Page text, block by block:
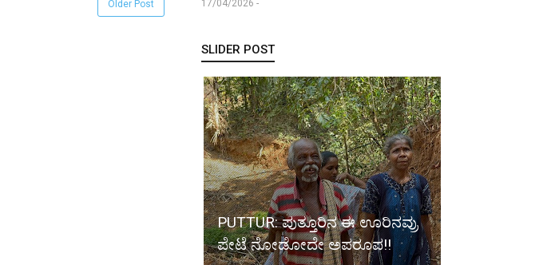
Older Post 17/04/2026 -
SLIDER POST
PUTTUR: ಪುತ್ತೂರಿನ ಈ ಊರಿನವ್ರು
ಪೇಟೆ ನೋಡೋದೇ ಅಪರೂಪ!!
ದುಬೈ: ಬದ್ರಿಯಾ
MANGALURU:
ಖ್ಯಾತ
ಉದ್ಯಮಿಗೆ
ಹನಿಟ್ರ್ಯಾಪ್;